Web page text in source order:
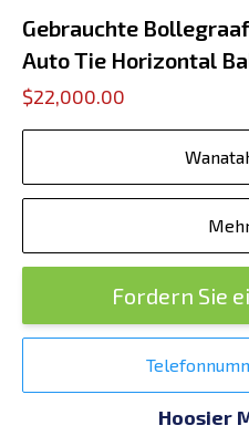
Gebrauchte
Auto Tie Horizontal
$22,000.00
Fordern Sie
Hoosier